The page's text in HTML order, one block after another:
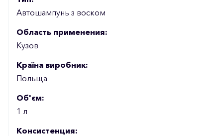
Автошампунь з воском
Область применения:
Кузов
Країна виробник:
Польща
Об'єм:
1 л
Консистенция: